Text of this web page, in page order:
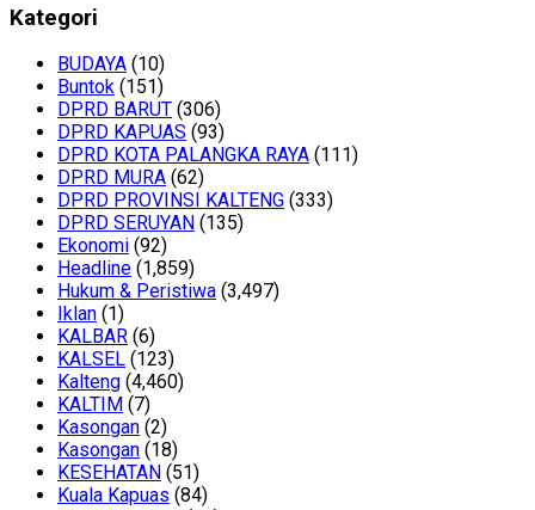
Kategori
BUDAYA (10)
Buntok (151)
DPRD BARUT (306)
DPRD KAPUAS (93)
DPRD KOTA PALANGKA RAYA (111)
DPRD MURA (62)
DPRD PROVINSI KALTENG (333)
DPRD SERUYAN (135)
Ekonomi (92)
Headline (1,859)
Hukum & Peristiwa (3,497)
Iklan (1)
KALBAR (6)
KALSEL (123)
Kalteng (4,460)
KALTIM (7)
Kasongan (2)
Kasongan (18)
KESEHATAN (51)
Kuala Kapuas (84)